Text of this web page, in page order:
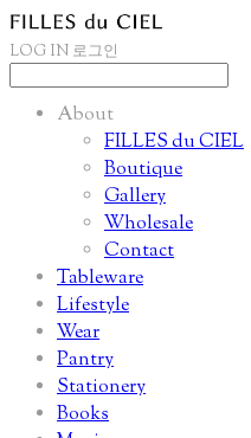
LOG IN 로그인
About
FILLES du CIEL
Boutique
Gallery
Wholesale
Contact
Tableware
Lifestyle
Wear
Pantry
Stationery
Books